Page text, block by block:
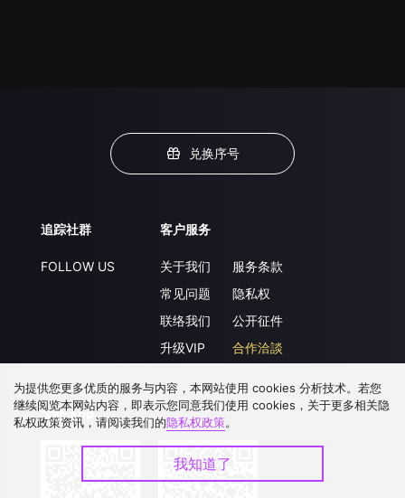
兑换序号
追踪社群
FOLLOW US
客户服务
关于我们
常见问题
联络我们
升级VIP
服务条款
隐私权
公开征件
合作洽談
下载 APP
为提供您更多优质的服务与内容，本网站使用 cookies 分析技术。若您
继续阅览本网站内容，即表示您同意我们使用 cookies，关于更多相关隐
私权政策资讯，请阅读我们的隐私权政策。
我知道了